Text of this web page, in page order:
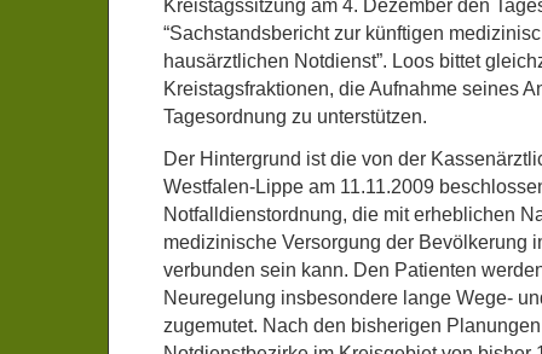
Kreistagssitzung am 4. Dezember den
“Sachstandsbericht zur künftigen
hausärztlichen Notdienst”. Loos bittet
Kreistagsfraktionen, die Aufnahme seines
Tagesordnung zu unterstützen.
Der Hintergrund ist die von der
Westfalen-Lippe am 11.11.2009
Notfalldienstordnung, die mit erheblichen
medizinische Versorgung der Bevölkerung
verbunden sein kann. Den Patienten
Neuregelung insbesondere lange Wege-
zugemutet. Nach den bisherigen